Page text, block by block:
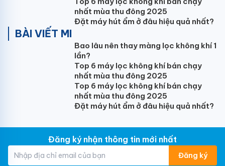
Tận hưởng mát lạnh từng giây cùng điều
hòa âm trần Panasonic
Những cải tiến trong thiết kế và công nghệ như quạt
turbo hiệu năng cao, cánh chính và cánh phụ rộng hơn
giúp làm lạnh mạnh mẽ và nhanh chóng.
luồng gió rộng 360° và dễ chịu gió thổi từ chính giữa
tỏa ra xa hơn và gió thổi từ các cánh bên lớn hơn tỏa
khắp phòng. Gió đến từ tất cả bốn hướng của điều
nhất mùa thu đông 2025
Đặt máy hút ẩm ở đâu hiệu quả nhất?
BÀI VIẾT MI
Bao lâu nên thay màng lọc không khí 1
lần?
Top 6 máy lọc không khí bán chạy
nhất mùa thu đông 2025
Top 6 máy lọc không khí bán chạy
nhất mùa thu đông 2025
Đặt máy hút ẩm ở đâu hiệu quả nhất?
Đăng ký nhận thông tin mới nhất
Đăng ký